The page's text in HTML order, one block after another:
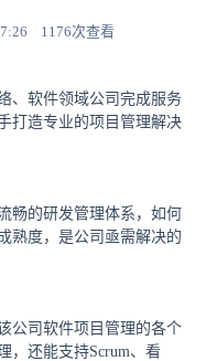
1176次查看
、软件领域公司完成服务
打造专业的项目管理解决
畅的研发管理体系，如何
熟度，是公司亟需解决的
公司软件项目管理的各个
，还能支持Scrum、看